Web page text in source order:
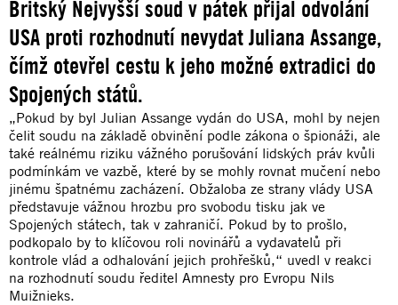
Britský Nejvyšší soud v pátek přijal odvolání
USA proti rozhodnutí nevydat Juliana Assange,
čímž otevřel cestu k jeho možné extradici do
Spojených států.
„Pokud by byl Julian Assange vydán do USA, mohl by nejen
čelit soudu na základě obvinění podle zákona o špionáži, ale
také reálnému riziku vážného porušování lidských práv kvůli
podmínkám ve vazbě, které by se mohly rovnat mučení nebo
jinému špatnému zacházení. Obžaloba ze strany vlády USA
představuje vážnou hrozbu pro svobodu tisku jak ve
Spojených státech, tak v zahraničí. Pokud by to prošlo,
podkopalo by to klíčovou roli novinářů a vydavatelů při
kontrole vlád a odhalování jejich prohřešků,“ uvedl v reakci
na rozhodnutí soudu ředitel Amnesty pro Evropu Nils
Muižnieks.